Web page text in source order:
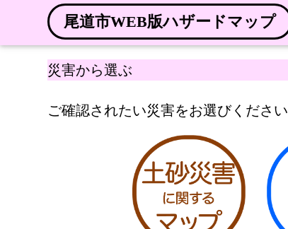
尾道市WEB版ハザードマップ
災害から選ぶ
ご確認されたい災害をお選びください